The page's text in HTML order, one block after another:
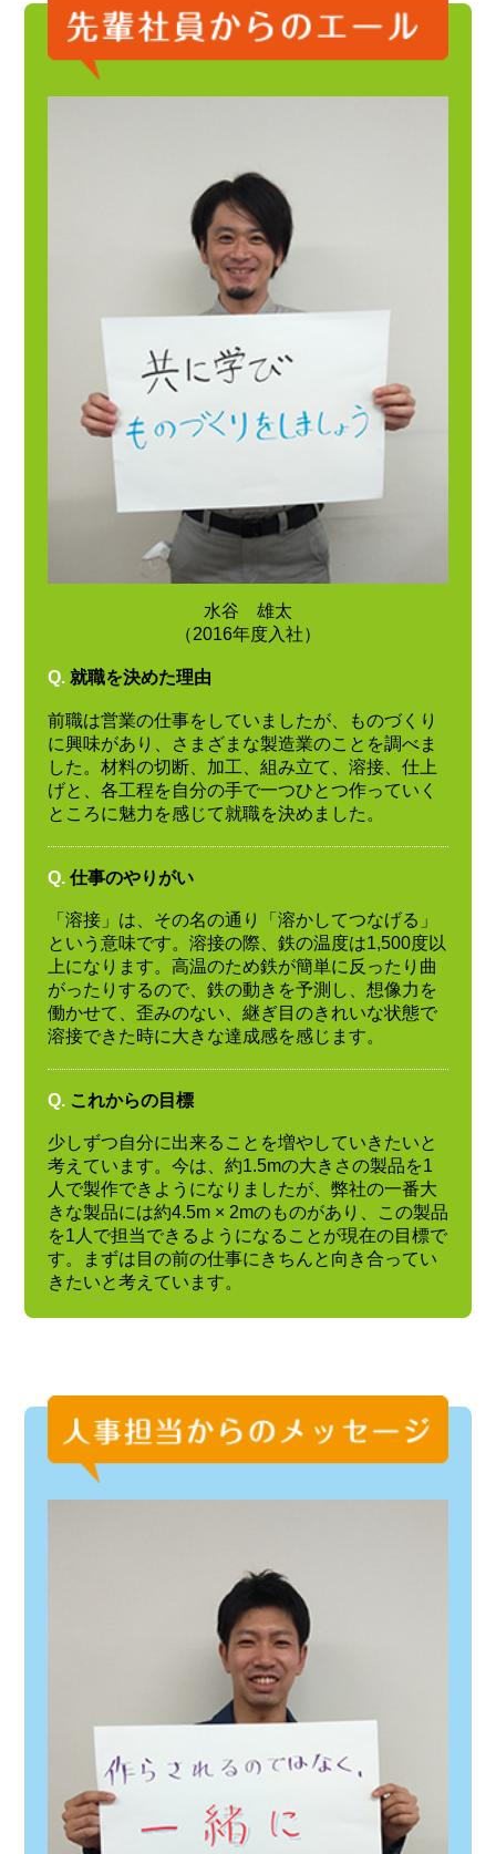
水谷 雄太
（2016年度入社）
Q. 就職を決めた理由
前職は営業の仕事をしていましたが、ものづくり
に興味があり、さまざまな製造業のことを調べま
した。材料の切断、加工、組み立て、溶接、仕上
げと、各工程を自分の手で一つひとつ作っていく
ところに魅力を感じて就職を決めました。
Q. 仕事のやりがい
「溶接」は、その名の通り「溶かしてつなげる」
という意味です。溶接の際、鉄の温度は1,500度以
上になります。高温のため鉄が簡単に反ったり曲
がったりするので、鉄の動きを予測し、想像力を
働かせて、歪みのない、継ぎ目のきれいな状態で
溶接できた時に大きな達成感を感じます。
Q. これからの目標
少しずつ自分に出来ることを増やしていきたいと
考えています。今は、約1.5mの大きさの製品を1
人で製作できようになりましたが、弊社の一番大
きな製品には約4.5m × 2mのものがあり、この製品
を1人で担当できるようになることが現在の目標で
す。まずは目の前の仕事にきちんと向き合ってい
きたいと考えています。